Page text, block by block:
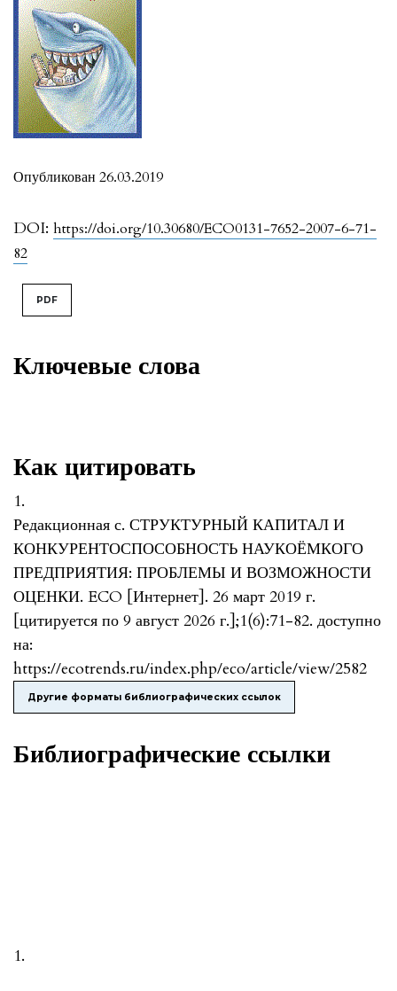
DOI: https://doi.org/10.30680/ECO0131-7652-2007-6-71-
82
Опубликован 26.03.2019
Ключевые слова
Как цитировать
1.
Редакционная с. СТРУКТУРНЫЙ КАПИТАЛ И
КОНКУРЕНТОСПОСОБНОСТЬ НАУКОЁМКОГО
ПРЕДПРИЯТИЯ: ПРОБЛЕМЫ И ВОЗМОЖНОСТИ
ОЦЕНКИ. ECO [Интернет]. 26 март 2019 г.
[цитируется по 9 август 2026 г.];1(6):71-82. доступно
на:
https://ecotrends.ru/index.php/eco/article/view/2582
Другие форматы библиографических ссылок
PDF
Библиографические ссылки
1.